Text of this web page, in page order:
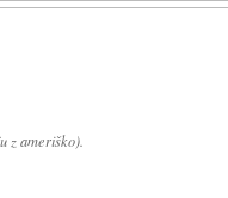
z ameriško).